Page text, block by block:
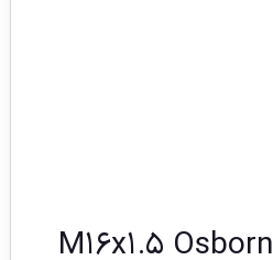
قلاویز ماشینی M۱۶x۱.۵ Osborn